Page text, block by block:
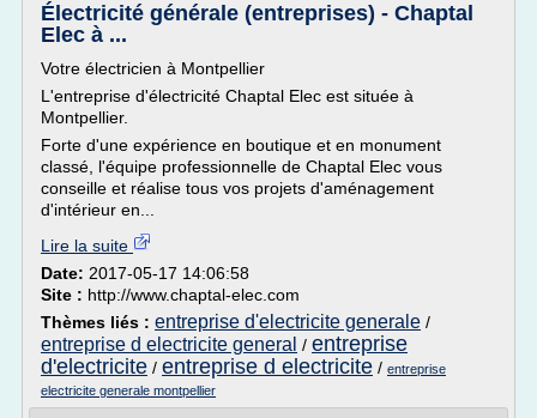
Électricité générale (entreprises) - Chaptal
Elec à ...
Votre électricien à Montpellier
L'entreprise d'électricité Chaptal Elec est située à
Montpellier.
Forte d'une expérience en boutique et en monument
classé, l'équipe professionnelle de Chaptal Elec vous
conseille et réalise tous vos projets d'aménagement
d'intérieur en...
Lire la suite
Date: 2017-05-17 14:06:58
Site : http://www.chaptal-elec.com
Thèmes liés : entreprise d'electricite generale /
entreprise d electricite general / entreprise
d'electricite / entreprise d electricite / entreprise
electricite generale montpellier